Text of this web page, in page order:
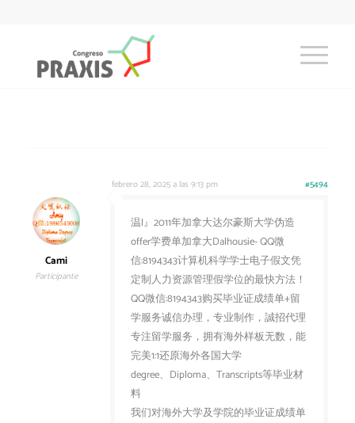
febrero 28, 2025 a las 9:13 pm #5494
Cami
Participante
温l』2011年加拿大达尔豪斯大学伪造
offer学费单加拿大Dalhousie- QQ微
信:8194343计算机科学学士电子假文凭
定制人力资源管理假学位的最快方法！
QQ微信:8194343购买毕业证成绩单+留
学服务诚信办理，专业制作，誠招代理
专注留学服务，拥有海外样板无数，能
完美1:1还原海外各国大学
degree、Diploma、Transcripts等毕业材
料
我们对海外大学及学院的毕业证成绩单